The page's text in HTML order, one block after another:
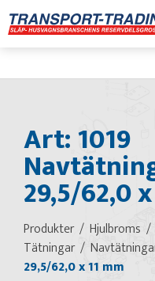
Art: 1019
29,5/62,0
Produkter Hjulbroms
Tätningar
29,5/62,0 x 11 mm